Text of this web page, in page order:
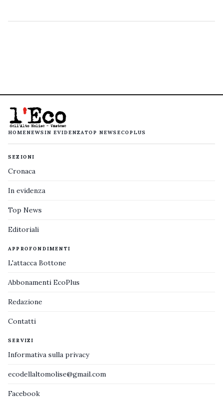
HOMENEWS IN EVIDENZATOP NEWS ECOPLUS
SEZIONI
Cronaca
In evidenza
Top News
Editoriali
APPROFONDIMENTI
L'attacca Bottone
Abbonamenti EcoPlus
Redazione
Contatti
SERVIZI
Informativa sulla privacy
ecodellaltomolise@gmail.com
Facebook